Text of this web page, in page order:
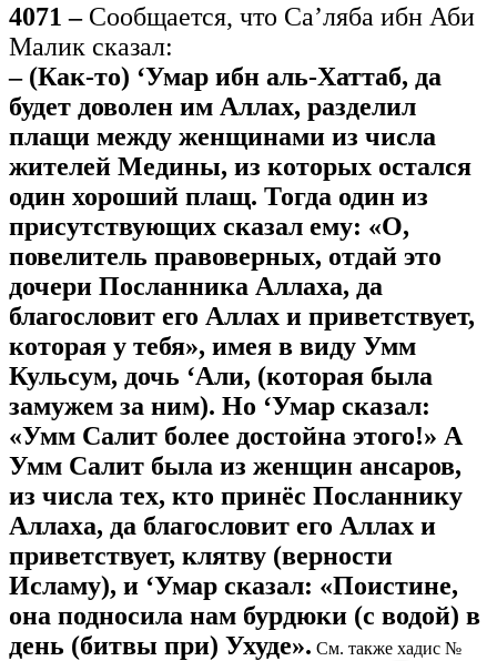
4071 –Сообщается, что Са’ляба ибн Аби
Малик сказал:
– (Как-то) ‘Умар ибн аль-Хаттаб, да
будет доволен им Аллах, разделил
плащи между женщинами из числа
жителей Медины, из которых остался
один хороший плащ. Тогда один из
присутствующих сказал ему: «О,
повелитель правоверных, отдай это
дочери Посланника Аллаха, да
благословит его Аллах и приветствует,
которая у тебя», имея в виду Умм
Кульсум, дочь ‘Али, (которая была
замужем за ним). Но ‘Умар сказал:
«Умм Салит более достойна этого!» А
Умм Салит была из женщин ансаров,
из числа тех, кто принёс Посланнику
Аллаха, да благословит его Аллах и
приветствует, клятву (верности
Исламу), и ‘Умар сказал: «Поистине,
она подносила нам бурдюки (с водой) в
день (битвы при) Ухуде». См. также хадис №